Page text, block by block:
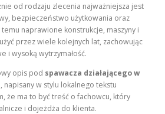
od rodzaju zlecenia najważniejsza jest
bezpieczeństwo użytkowania oraz
naprawione konstrukcje, maszyny i
przez wiele kolejnych lat, zachowując
i wysoką wytrzymałość.
opis pod spawacza działającego w
, napisany w stylu lokalnego tekstu
że ma to być treść o fachowcu, który
i dojeżdża do klienta.